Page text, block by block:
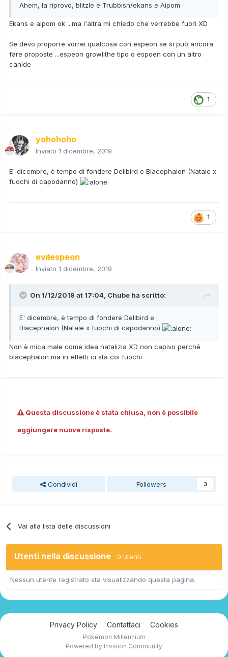
Ahem, la riprovo, blitzle e Trubbish/ekans e Aipom
Ekans e aipom ok ...ma l'altra mi chiedo che verrebbe fuori XD
Se devo proporre vorrei qualcosa con espeon se si può ancora
fare proposte ...espeon growlithe tipo o espoen con un altro
canide
1
yohohoho
Inviato 1 dicembre, 2019
E' dicembre, è tempo di fondere Delibird e Blacephalon (Natale x
fuochi di capodanno)
1
evilespeon
Inviato 1 dicembre, 2019
On 1/12/2019 at 17:04, Chube ha scritto:
E' dicembre, è tempo di fondere Delibird e
Blacephalon (Natale x fuochi di capodanno)
Non è mica male come idea natalizia XD non capivo perché
blacephalon ma in effetti ci sta coi fuochi
Questa discussione è stata chiusa, non è possibile
aggiungere nuove risposte.
Condividi Followers 3
Vai alla lista delle discussioni
Utenti nella discussione 0 utenti
Nessun utente registrato sta visualizzando questa pagina.
Privacy Policy Contattaci Cookies
Pokémon Millennium
Powered by Invision Community